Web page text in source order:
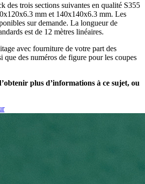
des trois sections suivantes en qualité S355
mm et 140x140x6.3 mm. Les
sur demande. La longueur de
est de 12 mètres linéaires.
avec fourniture de votre part des
que des numéros de figure pour les coupes
plus d’informations à ce sujet, ou